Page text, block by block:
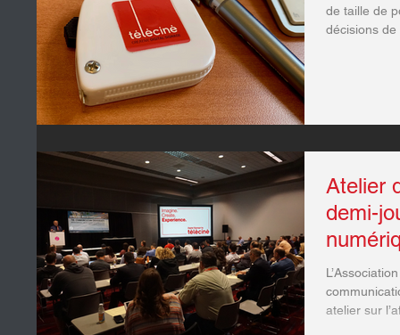
de taille de
décisions de
Atelier
demi-
atelier sur